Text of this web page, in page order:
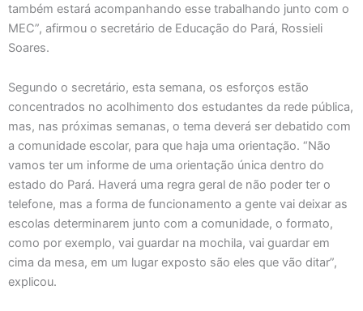
também estará acompanhando esse trabalhando junto com o
MEC”, afirmou o secretário de Educação do Pará, Rossieli
Soares.
Segundo o secretário, esta semana, os esforços estão
concentrados no acolhimento dos estudantes da rede pública,
mas, nas próximas semanas, o tema deverá ser debatido com
a comunidade escolar, para que haja uma orientação. “Não
vamos ter um informe de uma orientação única dentro do
estado do Pará. Haverá uma regra geral de não poder ter o
telefone, mas a forma de funcionamento a gente vai deixar as
escolas determinarem junto com a comunidade, o formato,
como por exemplo, vai guardar na mochila, vai guardar em
cima da mesa, em um lugar exposto são eles que vão ditar”,
explicou.